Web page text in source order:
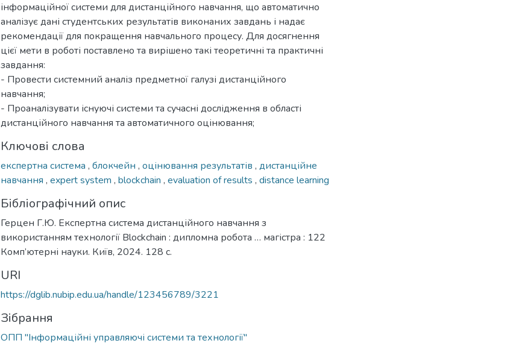
інформаційної системи для дистанційного навчання, що автоматично
аналізує дані студентських результатів виконаних завдань і надає
рекомендації для покращення навчального процесу. Для досягнення
цієї мети в роботі поставлено та вирішено такі теоретичні та практичні
завдання:
- Провести системний аналіз предметної галузі дистанційного
навчання;
- Проаналізувати існуючі системи та сучасні дослідження в області
дистанційного навчання та автоматичного оцінювання;
Ключові слова
експертна система , блокчейн , оцінювання результатів , дистанційне
навчання , expert system , blockchain , evaluation of results , distance learning
Бібліографічний опис
Герцен Г.Ю. Експертна система дистанційного навчання з
використанням технології Blockchain : дипломна робота … магістра : 122
Комп’ютерні науки. Київ, 2024. 128 с.
URI
https://dglib.nubip.edu.ua/handle/123456789/3221
Зібрання
ОПП "Інформаційні управляючі системи та технології"